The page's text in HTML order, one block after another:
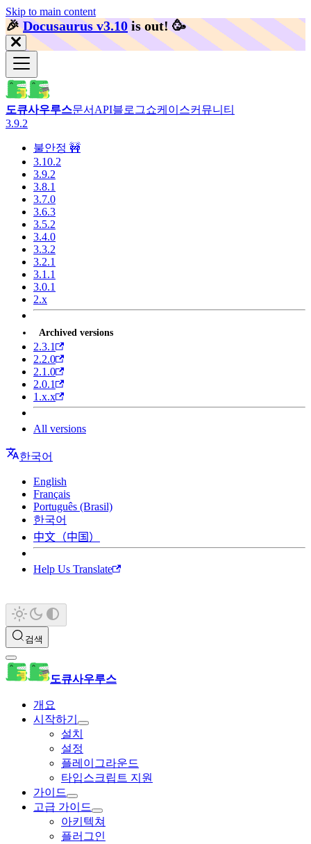
Skip to main content
🎉️Docusaurus v3.10 is out! 🥳️
도큐사우루스문서 API블로그쇼케이스커뮤니티
3.9.2
불안정 🚧
3.10.2
3.9.2
3.8.1
3.7.0
3.6.3
3.5.2
3.4.0
3.3.2
3.2.1
3.1.1
3.0.1
2.x
Archived versions
2.3.1
2.2.0
2.1.0
2.0.1
1.x.x
All versions
한국어
English
Français
Português (Brasil)
한국어
中文（中国）
Help Us Translate
검색
도큐사우루스
개요
시작하기
설치
설정
플레이그라운드
타입스크립트 지원
가이드
고급 가이드
아키텍쳐
플러그인